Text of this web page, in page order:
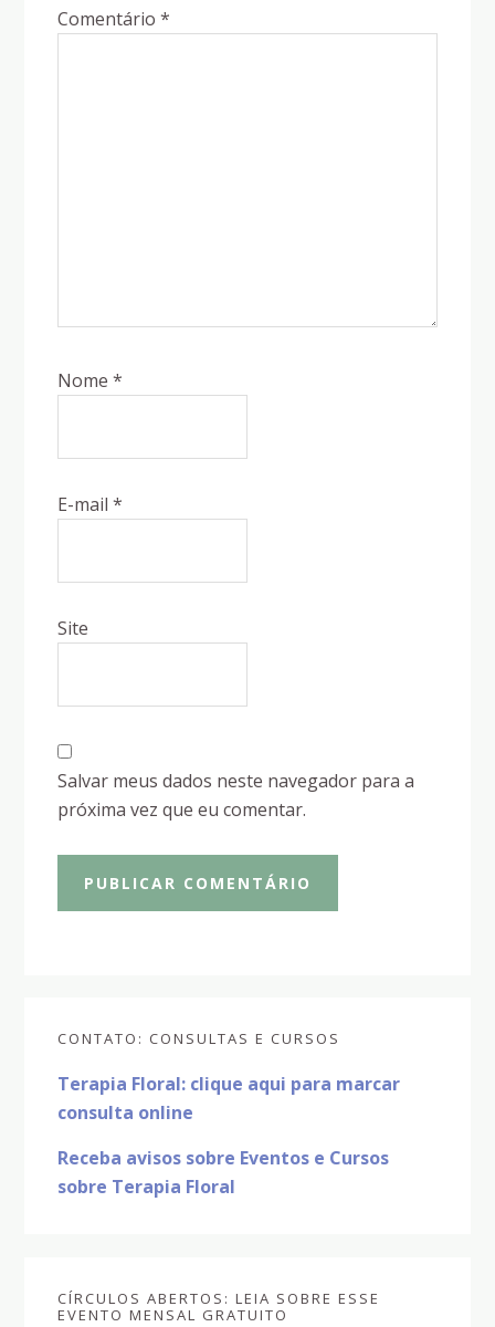
Comentário*
Nome*
E-mail*
Site
Salvar meus dados neste navegador para a
próxima vez que eu comentar.
primária
CONTATO: CONSULTAS E CURSOS
Terapia Floral: clique aqui para marcar
consulta online
Receba avisos sobre Eventos e Cursos
sobre Terapia Floral
CÍRCULOS ABERTOS: LEIA SOBRE ESSE
EVENTO MENSAL GRATUITO